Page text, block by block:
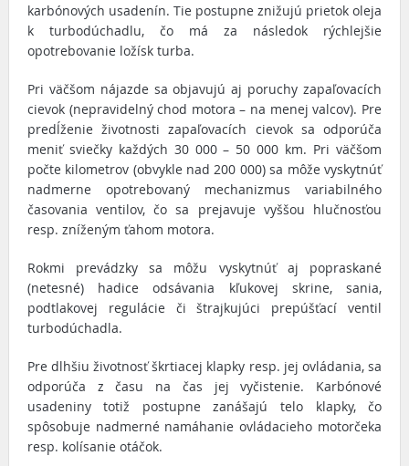
karbónových usadenín. Tie postupne znižujú prietok oleja
k turbodúchadlu, čo má za následok rýchlejšie
opotrebovanie ložísk turba.
Pri väčšom nájazde sa objavujú aj poruchy zapaľovacích
cievok (nepravidelný chod motora – na menej valcov). Pre
predĺženie životnosti zapaľovacích cievok sa odporúča
meniť sviečky každých 30 000 – 50 000 km. Pri väčšom
počte kilometrov (obvykle nad 200 000) sa môže vyskytnúť
nadmerne opotrebovaný mechanizmus variabilného
časovania ventilov, čo sa prejavuje vyššou hlučnosťou
resp. zníženým ťahom motora.
Rokmi prevádzky sa môžu vyskytnúť aj popraskané
(netesné) hadice odsávania kľukovej skrine, sania,
podtlakovej regulácie či štrajkujúci prepúšťací ventil
turbodúchadla.
Pre dlhšiu životnosť škrtiacej klapky resp. jej ovládania, sa
odporúča z času na čas jej vyčistenie. Karbónové
usadeniny totiž postupne zanášajú telo klapky, čo
spôsobuje nadmerné namáhanie ovládacieho motorčeka
resp. kolísanie otáčok.